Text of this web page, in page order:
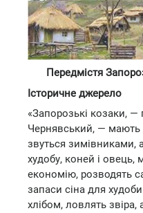
Передмістя
Історичне джерело
«Запорозькі козаки,
Чернявський, — мають
звуться зимівниками,
худобу, коней і овець,
економію, розводять
запаси сіна для
хлібом, ловлять звіра,